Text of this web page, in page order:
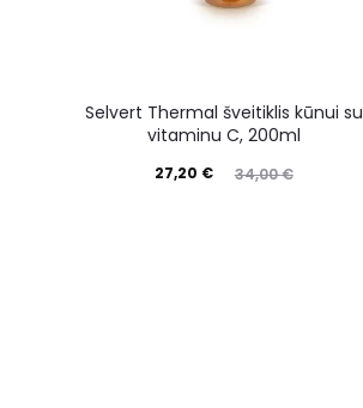
Selvert Thermal šveitiklis kūnui su
vitaminu C, 200ml
34,00€
27,20 €